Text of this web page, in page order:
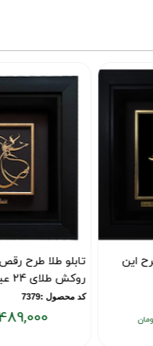
تابلو طلا طرح رقص
روکش طلای 24 عیار
کد محصول :7379
2,489,000